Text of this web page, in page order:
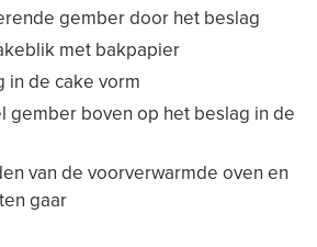
gember door het beslag
met bakpapier
in de cake vorm
gember boven op het beslag in de
van de voorverwarmde oven en
gaar